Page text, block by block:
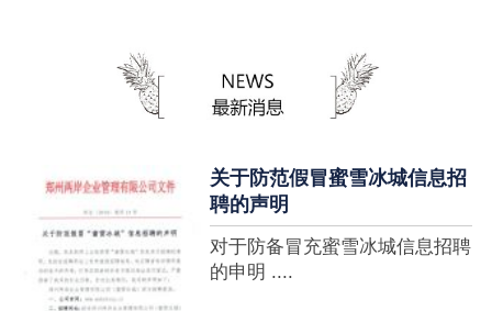
家，买多少送多少”的横幅，这
个自1997年开始营业的街边奶
茶店正逐渐展露它的锋芒。不过
关于防范假冒蜜雪冰城信息招
聘的声明
对于防备冒充蜜雪冰城信息招聘
的申明 ....